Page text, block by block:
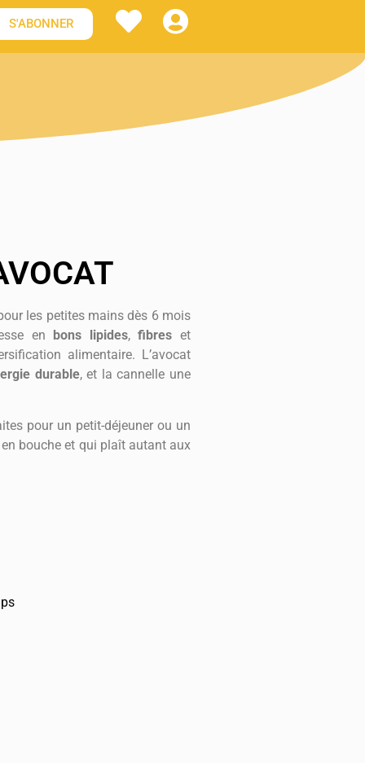
S'ABONNER
les petites mains dès 6 mois
en
bons lipides,fibres et
alimentaire. L’avocat
durable, et la cannelle une
pour un petit-déjeuner ou un
bouche et qui plaît autant aux